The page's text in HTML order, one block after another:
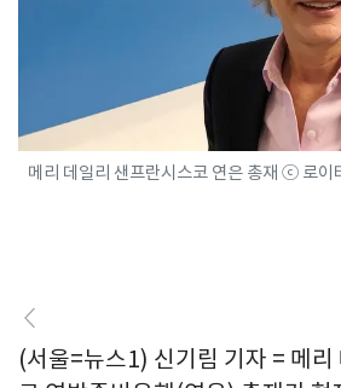
메리 데일리 샌프란시스코 연은 총재 ⓒ 로이
(서울=뉴스1) 신기림 기자 = 메